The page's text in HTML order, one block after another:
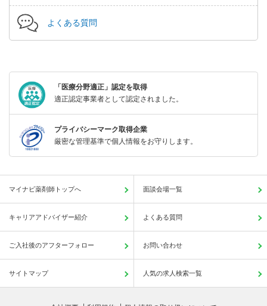
よくある質問
「医療分野適正」認定を取得
適正認定事業者として認定されました。
プライバシーマーク取得企業
厳密な管理基準で個人情報をお守りします。
マイナビ薬剤師トップへ 面談会場一覧
キャリアアドバイザー紹介 よくある質問
ご入社後のアフターフォロー お問い合わせ
サイトマップ 人気の求人検索一覧